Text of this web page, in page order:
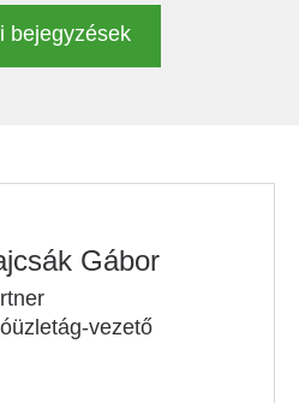
bejegyzések
Gábor
vezető